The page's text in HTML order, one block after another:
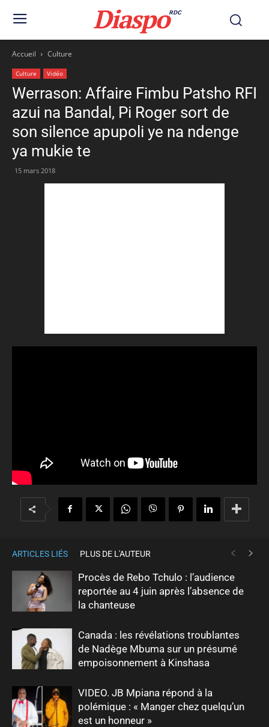
DiaspoRDC
Accueil Culture
Culture Vidéo
Werrason: Affaire Fimbu Patsho RFI
azui na Bandal, Pi Roger sort de
son silence apupoli ye na ndenge
ya mukie te
15 mars 2018
ARTICLES LIÉS PLUS DE L'AUTEUR
Procès de Rebo Tchulo : l’audience
reportée au 4 juin après l’absence de
la chanteuse
Canada : les révélations troublantes
de Nadège Mbuma sur un présumé
empoisonnement à Kinshasa
VIDEO. JB Mpiana répond à la
polémique : « Manger chez quelqu’un
est un honneur »